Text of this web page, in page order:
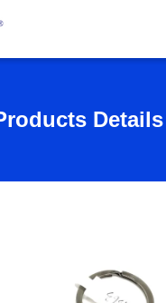
Details